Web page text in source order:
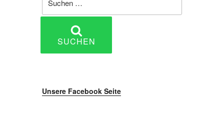
nach:
SUCHEN
Unsere Facebook Seite